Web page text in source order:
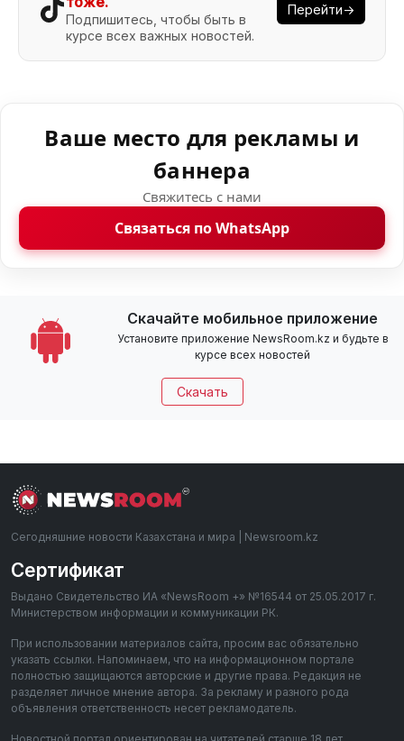
Подпишитесь, чтобы быть в
курсе всех важных новостей.
Перейти→
Ваше место для рекламы и
баннера
Свяжитесь с нами
Связаться по WhatsApp
Скачайте мобильное приложение
Установите приложение NewsRoom.kz и будьте в
курсе всех новостей
Скачать
Сегодняшние новости Казахстана и мира | Newsroom.kz
Сертификат
Выдано Свидетельство ИА «NewsRoom +» №16544 от 25.05.2017 г.
Министерством информации и коммуникации РК.
При использовании материалов сайта, просим вас обязательно
указать ссылки. Напоминаем, что на информационном портале
полностью защищаются авторские и другие права. Редакция не
разделяет личное мнение автора. За рекламу и разного рода
объявления ответственность несет рекламодатель.